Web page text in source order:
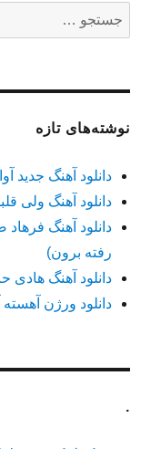
برای:
نوشته‌های تازه
دانلود آهنگ جدید
دانلود آهنگ ولی
دانلود آهنگ فرهاد
رفته برون)
دانلود آهنگ هادی
دانلود ورژن
.